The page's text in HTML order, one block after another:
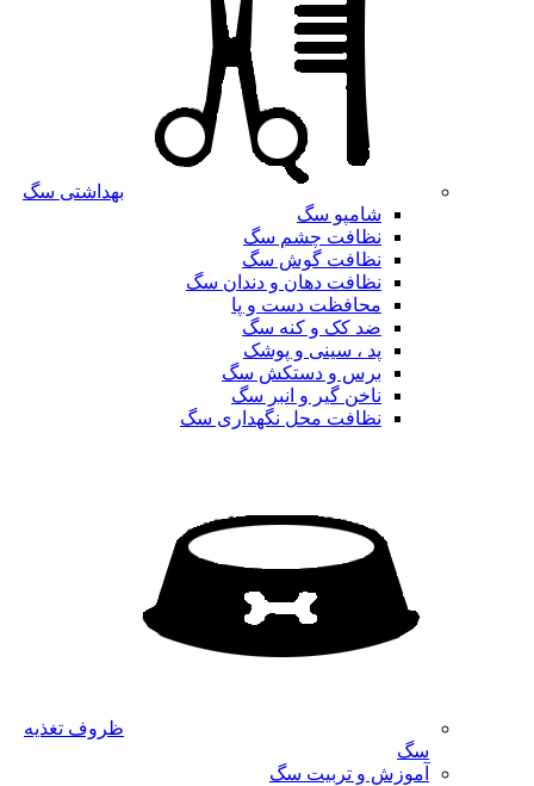
بهداشتی سگ
شامپو سگ
نظافت چشم سگ
نظافت گوش سگ
نظافت دهان و دندان سگ
محافظت دست و پا
ضد کک و کنه سگ
پد ، سینی و پوشک
برس و دستکش سگ
ناخن گیر و انبر سگ
نظافت محل نگهداری سگ
ظروف تغذیه
سگ
آموزش و تربیت سگ